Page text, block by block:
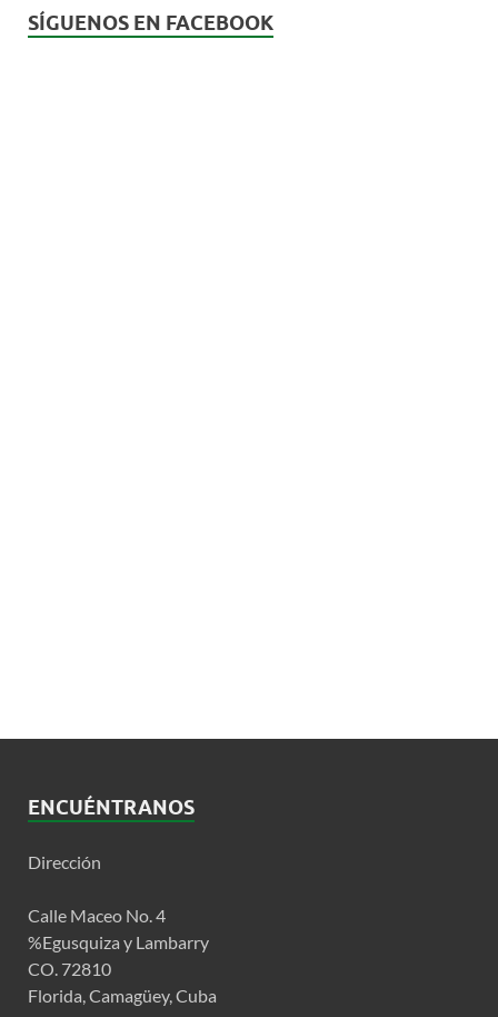
SÍGUENOS EN FACEBOOK
ENCUÉNTRANOS
Dirección
Calle Maceo No. 4
%Egusquiza y Lambarry
CO. 72810
Florida, Camagüey, Cuba